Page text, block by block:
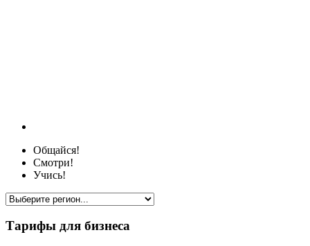
Общайся!
Смотри!
Учись!
Тарифы для бизнеса